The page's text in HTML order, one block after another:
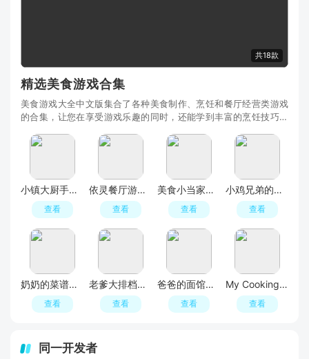
共18款
精选美食游戏合集
美食游戏大全中文版集合了各种美食制作、烹饪和餐厅经营类游戏
的合集，让您在享受游戏乐趣的同时，还能学到丰富的烹饪技巧和
风情的寿司咖喱，从简单的三明治到精致的法式大餐等各种美食的
小镇大厨手游最新版
查看
依灵餐厅游戏正版安装包
查看
美食小当家官方正版游戏
查看
小鸡兄弟的爆米花店铺无敌版
查看
奶奶的菜谱官方游戏中文版
查看
老爹大排档起锅烧油游戏
查看
爸爸的面馆官方免费版
查看
My Cooking风味美食街钻石999999破解版
查看
同一开发者